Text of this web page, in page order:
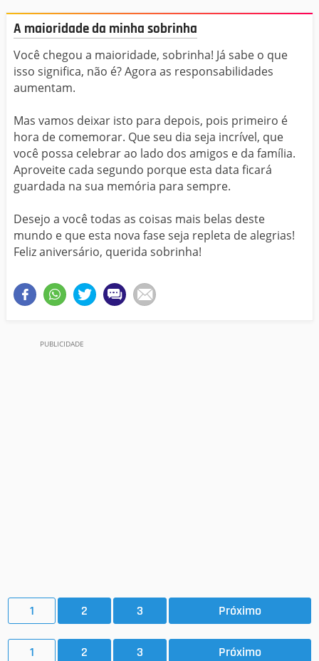
A maioridade da minha sobrinha
Você chegou a maioridade, sobrinha! Já sabe o que
isso significa, não é? Agora as responsabilidades
aumentam.
Mas vamos deixar isto para depois, pois primeiro é
hora de comemorar. Que seu dia seja incrível, que
você possa celebrar ao lado dos amigos e da família.
Aproveite cada segundo porque esta data ficará
guardada na sua memória para sempre.
Desejo a você todas as coisas mais belas deste
mundo e que esta nova fase seja repleta de alegrias!
Feliz aniversário, querida sobrinha!
1 2 3 Próximo
1 2 3 Próximo